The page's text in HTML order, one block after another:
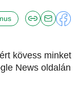
kövess minket
News oldalán